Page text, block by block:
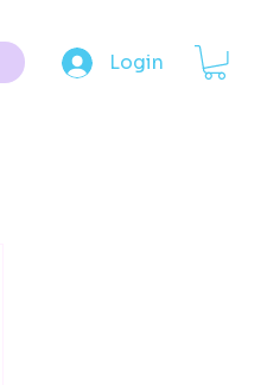
Login